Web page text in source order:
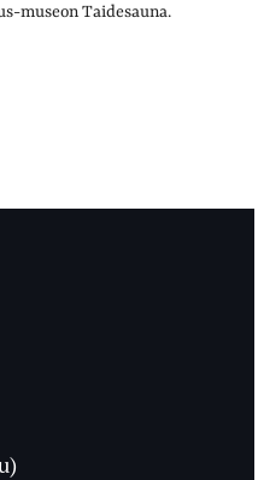
museon Taidesauna.